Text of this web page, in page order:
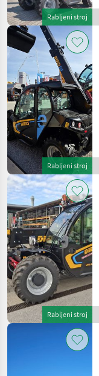
Rabljeni stroj
Rabljeni stroj
Rabljeni stroj